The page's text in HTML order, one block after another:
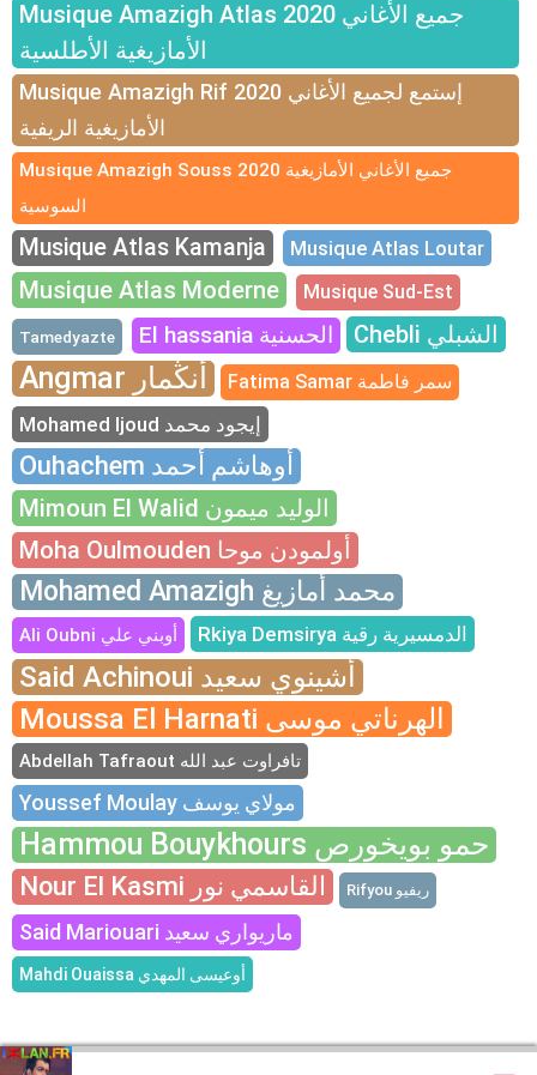
Musique Amazigh Atlas 2020 جميع الأغاني
الأمازيغية الأطلسية
Musique Amazigh Rif 2020 إستمع لجميع الأغاني
الأمازيغية الريفية
Musique Amazigh Souss 2020 جميع الأغاني الأمازيغية
السوسية
Musique Atlas Kamanja Musique Atlas Loutar
Musique Atlas Moderne Musique Sud-Est
Tamedyazte El hassania الحسنية Chebli الشبلي
Angmar أنڭمار Fatima Samar سمر فاطمة
Mohamed Ijoud إيجود محمد
Ouhachem أوهاشم أحمد
Mimoun El Walid الوليد ميمون
Moha Oulmouden أولمودن موحا
Mohamed Amazigh محمد أمازيغ
Ali Oubni أوبني علي Rkiya Demsirya الدمسيرية رقية
Said Achinoui أشينوي سعيد
Moussa El Harnati الهرناتي موسى
Abdellah Tafraout تافراوت عبد الله
Youssef Moulay مولاي يوسف
Hammou Bouykhours حمو بويخورص
Nour El Kasmi القاسمي نور Rifyou ريفيو
Said Mariouari ماريواري سعيد
Mahdi Ouaissa أوعيسى المهدي